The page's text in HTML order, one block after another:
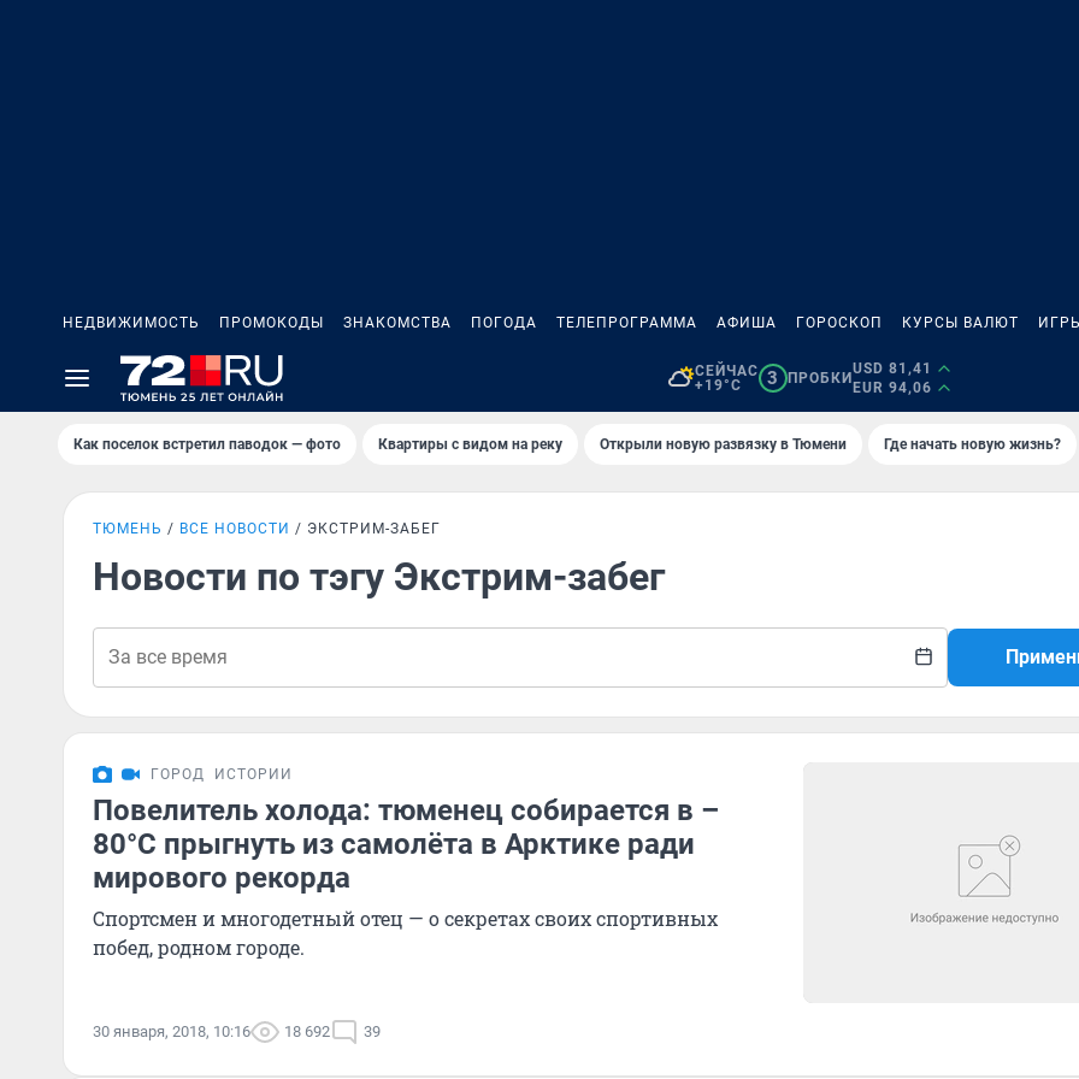
НЕДВИЖИМОСТЬ ПРОМОКОДЫ ЗНАКОМСТВА ПОГОДА ТЕЛЕПРОГРАММА АФИША ГОРОСКОП КУРСЫ ВАЛЮТ
СЕЙЧАС
+19°C
3 ПРОБКИ
USD 81,41
EUR 94,06
Как поселок встретил паводок — фото Квартиры с видом на реку Открыли новую развязку в Тюмени Где начать новую жизнь?
ТЮМЕНЬ ВСЕ НОВОСТИ ЭКСТРИМ-ЗАБЕГ
Новости по тэгу Экстрим-забег
ГОРОД ИСТОРИИ
Повелитель холода: тюменец собирается в –
80°С прыгнуть из самолёта в Арктике ради
мирового рекорда
Спортсмен и многодетный отец — о секретах своих спортивных
побед, родном городе.
30 января, 2018, 10:16 18 692 39